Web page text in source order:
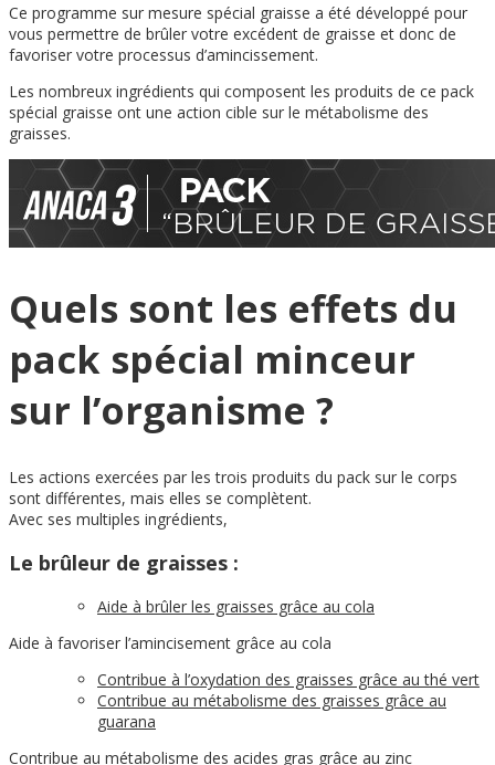
Ce programme sur mesure spécial graisse a été développé pour
vous permettre de brûler votre excédent de graisse et donc de
favoriser votre processus d’amincissement.
Les nombreux ingrédients qui composent les produits de ce pack
spécial graisse ont une action cible sur le métabolisme des
graisses.
Quels sont les effets du
pack spécial minceur
sur l’organisme ?
Les actions exercées par les trois produits du pack sur le corps
sont différentes, mais elles se complètent.
Avec ses multiples ingrédients,
Le brûleur de graisses :
Aide à brûler les graisses grâce au cola
Aide à favoriser l’amincisement grâce au cola
Contribue à l’oxydation des graisses grâce au thé vert
Contribue au métabolisme des graisses grâce au
guarana
Contribue au métabolisme des acides gras grâce au zinc